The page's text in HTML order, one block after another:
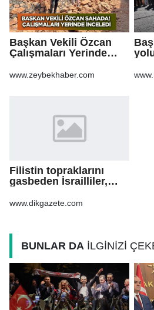
Başkan Vekili Özcan
Çalışmaları Yerinde
www.zeybekhaber.com
Filistin topraklarını
gasbeden İsrailliler,
Şeria’daki saldırılarını
www.dikgazete.com
BUNLAR DA İLGİNİZİ